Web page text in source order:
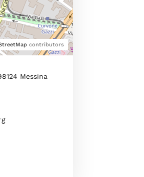
contributors
Messina